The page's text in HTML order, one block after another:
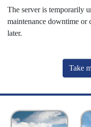
The server is temporarily
maintenance downtime or
later.
Take